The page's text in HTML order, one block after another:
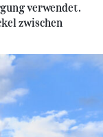
verwendet.
zwischen